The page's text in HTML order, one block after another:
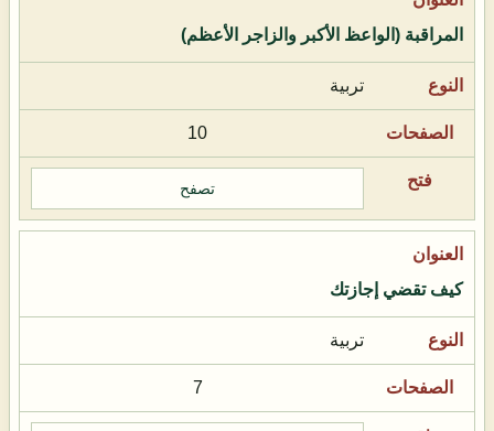
المراقبة (الواعظ الأكبر والزاجر الأعظم)
تربية
10
تصفح
كيف تقضي إجازتك
تربية
7